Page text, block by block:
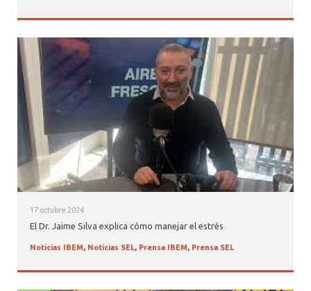
17 octubre 2024
El Dr. Jaime Silva explica cómo manejar el estrés
Noticias IBEM, Noticias SEL, Prensa IBEM, Prensa SEL